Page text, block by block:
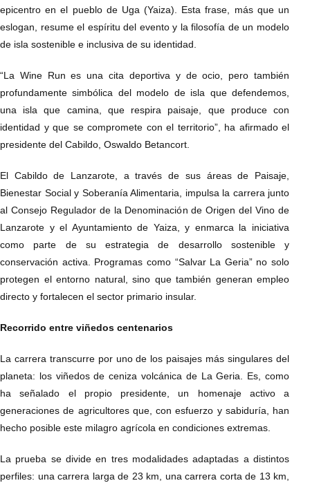
epicentro en el pueblo de Uga (Yaiza). Esta frase, más que un
eslogan, resume el espíritu del evento y la filosofía de un modelo
de isla sostenible e inclusiva de su identidad.
“La Wine Run es una cita deportiva y de ocio, pero también
profundamente simbólica del modelo de isla que defendemos,
una isla que camina, que respira paisaje, que produce con
identidad y que se compromete con el territorio”, ha afirmado el
presidente del Cabildo, Oswaldo Betancort.
El Cabildo de Lanzarote, a través de sus áreas de Paisaje,
Bienestar Social y Soberanía Alimentaria, impulsa la carrera junto
al Consejo Regulador de la Denominación de Origen del Vino de
Lanzarote y el Ayuntamiento de Yaiza, y enmarca la iniciativa
como parte de su estrategia de desarrollo sostenible y
conservación activa. Programas como “Salvar La Geria” no solo
protegen el entorno natural, sino que también generan empleo
directo y fortalecen el sector primario insular.
Recorrido entre viñedos centenarios
La carrera transcurre por uno de los paisajes más singulares del
planeta: los viñedos de ceniza volcánica de La Geria. Es, como
ha señalado el propio presidente, un homenaje activo a
generaciones de agricultores que, con esfuerzo y sabiduría, han
hecho posible este milagro agrícola en condiciones extremas.
La prueba se divide en tres modalidades adaptadas a distintos
perfiles: una carrera larga de 23 km, una carrera corta de 13 km,